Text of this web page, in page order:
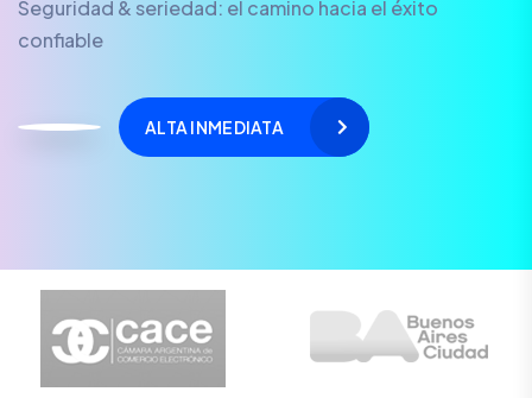
Seguridad & seriedad: el camino hacia el éxito
confiable
ALTA INMEDIATA